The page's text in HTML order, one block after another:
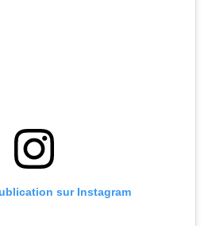
sur Instagram